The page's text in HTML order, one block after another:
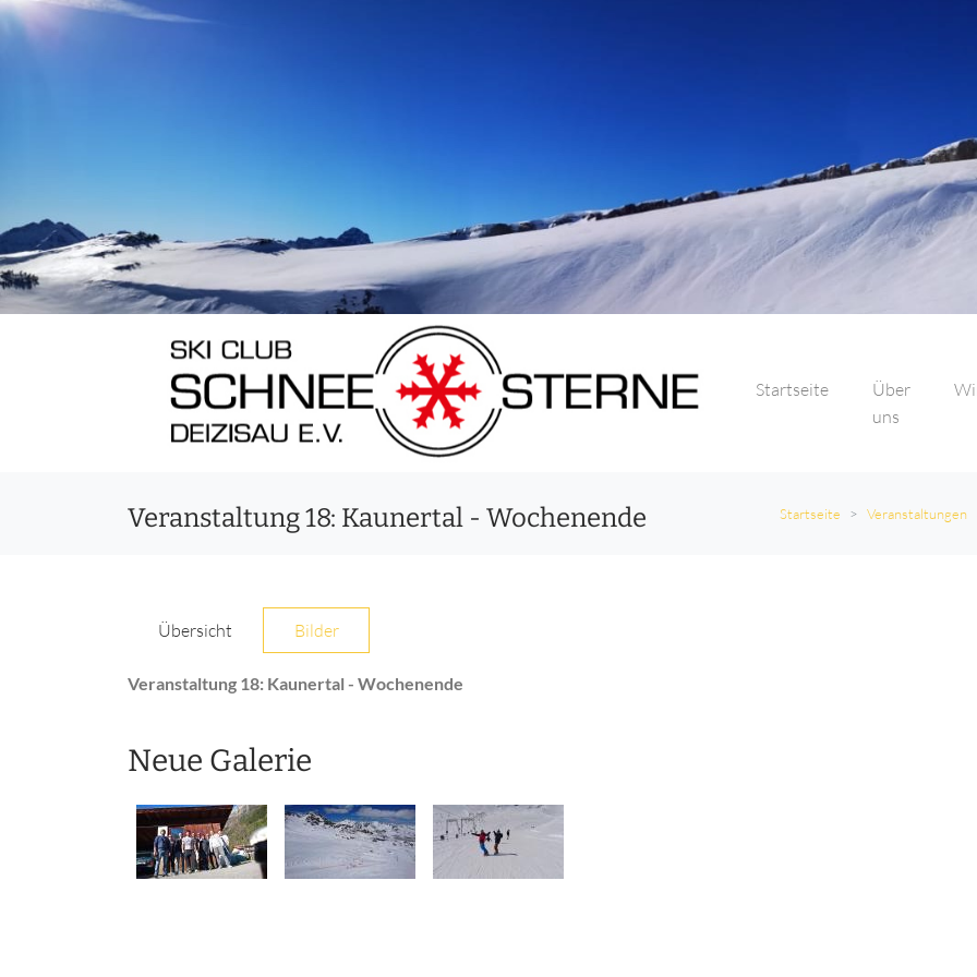
Startseite
Über
uns
Veranstaltung 18: Kaunertal - Wochenende Startseite Veranstaltungen
Übersicht Bilder
Veranstaltung 18: Kaunertal - Wochenende
Neue Galerie